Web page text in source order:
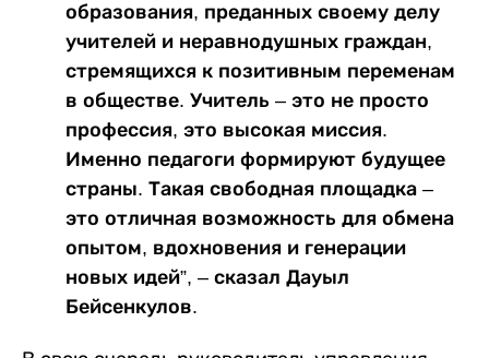
образования, преданных своему делу
учителей и неравнодушных граждан,
стремящихся к позитивным переменам
в обществе. Учитель – это не просто
профессия, это высокая миссия.
Именно педагоги формируют будущее
страны. Такая свободная площадка –
это отличная возможность для обмена
опытом, вдохновения и генерации
новых идей”, – сказал Дауыл
Бейсенкулов.